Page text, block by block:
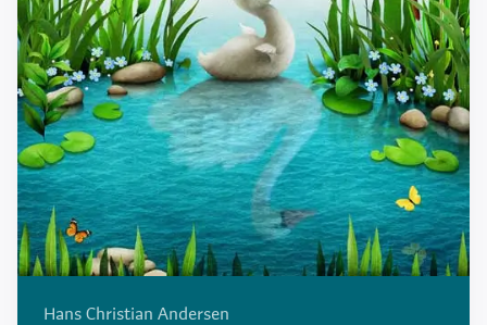
Hans Christian Andersen